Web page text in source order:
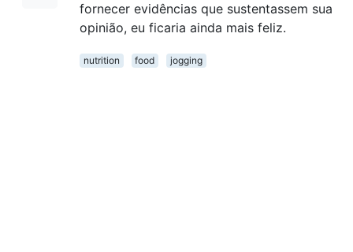
fornecer evidências que sustentassem sua
opinião, eu ficaria ainda mais feliz.
nutrition food jogging